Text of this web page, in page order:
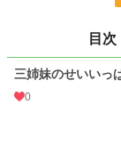
0 pt
文字数 2,296
目次
三姉妹のせいいっ
0